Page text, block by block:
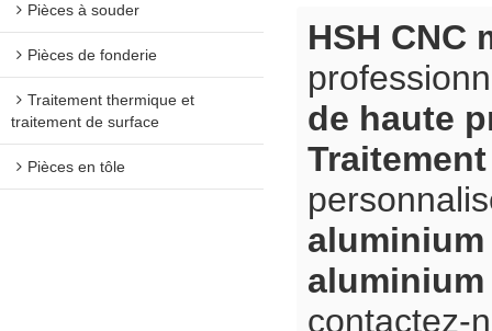
Pièces à souder
Pièces de fonderie
Traitement thermique et
traitement de surface
Pièces en tôle
HSH CNC
de haute
contactez-